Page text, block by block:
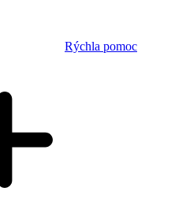
Rýchla pomoc